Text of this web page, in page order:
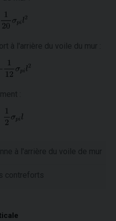
à l'arrière du voile du mur :
:
à l'arrière du voile de mur
contreforts